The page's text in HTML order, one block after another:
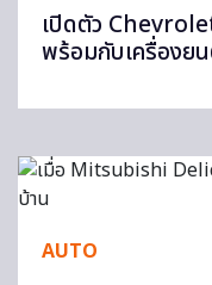
เปิดตัว
พร้อมกับเครื่องย
AUTO